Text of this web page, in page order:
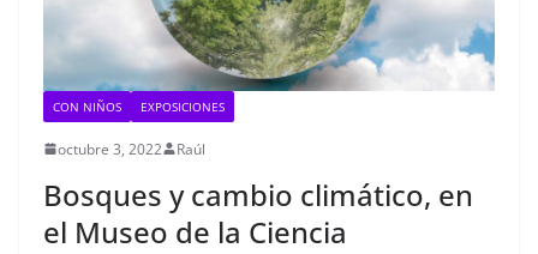
CON NIÑOS EXPOSICIONES
octubre 3, 2022 Raúl
Bosques y cambio climático, en
el Museo de la Ciencia